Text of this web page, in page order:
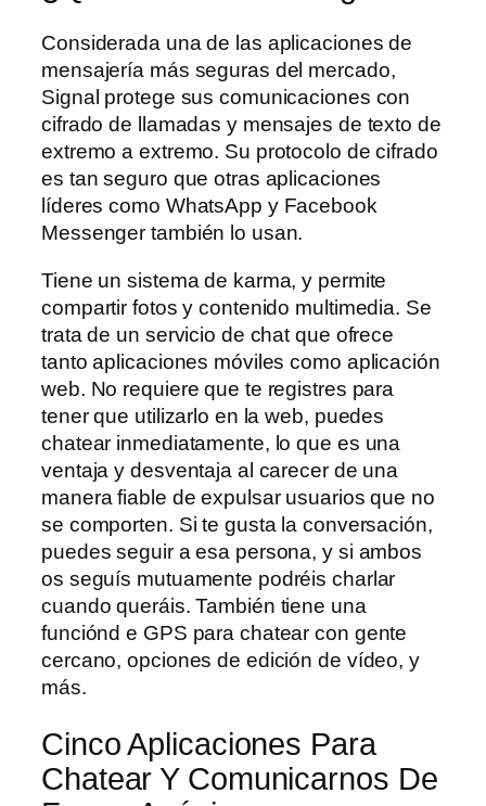
Considerada una de las aplicaciones de
mensajería más seguras del mercado,
Signal protege sus comunicaciones con
cifrado de llamadas y mensajes de texto de
extremo a extremo. Su protocolo de cifrado
es tan seguro que otras aplicaciones
líderes como WhatsApp y Facebook
Messenger también lo usan.
Tiene un sistema de karma, y permite
compartir fotos y contenido multimedia. Se
trata de un servicio de chat que ofrece
tanto aplicaciones móviles como aplicación
web. No requiere que te registres para
tener que utilizarlo en la web, puedes
chatear inmediatamente, lo que es una
ventaja y desventaja al carecer de una
manera fiable de expulsar usuarios que no
se comporten. Si te gusta la conversación,
puedes seguir a esa persona, y si ambos
os seguís mutuamente podréis charlar
cuando queráis. También tiene una
funciónd e GPS para chatear con gente
cercano, opciones de edición de vídeo, y
más.
Cinco Aplicaciones Para
Chatear Y Comunicarnos De